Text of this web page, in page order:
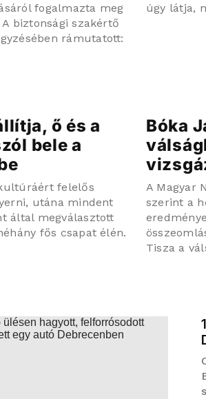
fogalmazta meg
biztonsági szakértő
rámutatott:
úgy látja,
ő és a
bele a
felelős
utána mindent
által megválasztott
fős csapat élén.
Bóka
A Magyar
szerint a
Tisza a